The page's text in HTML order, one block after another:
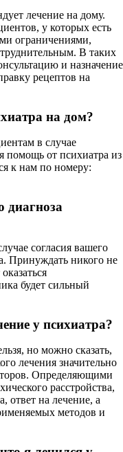
лечение на дому.
у которых есть
ограничениями,
В таких
и назначение
рецептов на
на дом?
в случае
помощь от психиатра из
к нам по номеру:
диагноза
согласия вашего
Принуждать никого не
будет сильный
у психиатра?
но можно сказать,
лечения значительно
Определяющими
расстройства,
ответ на лечение, а
методов и